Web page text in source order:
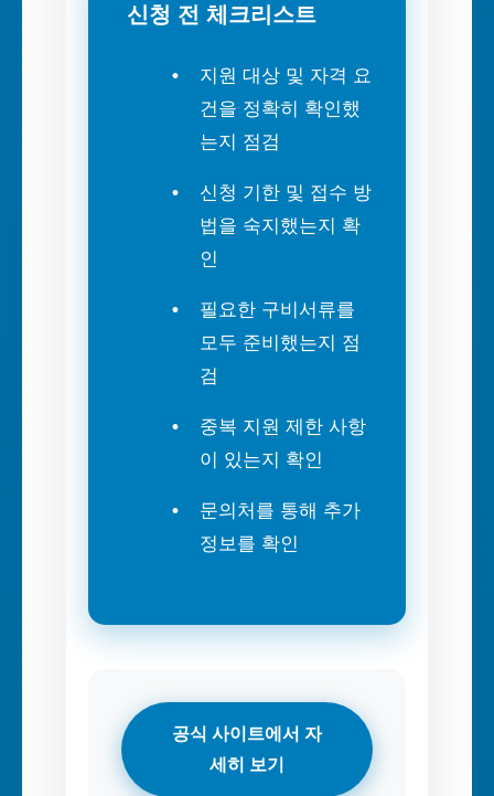
신청 전 체크리스트
지원 대상 및 자격 요
건을 정확히 확인했
는지 점검
신청 기한 및 접수 방
법을 숙지했는지 확
인
필요한 구비서류를
모두 준비했는지 점
검
중복 지원 제한 사항
이 있는지 확인
문의처를 통해 추가
정보를 확인
공식 사이트에서 자
세히 보기